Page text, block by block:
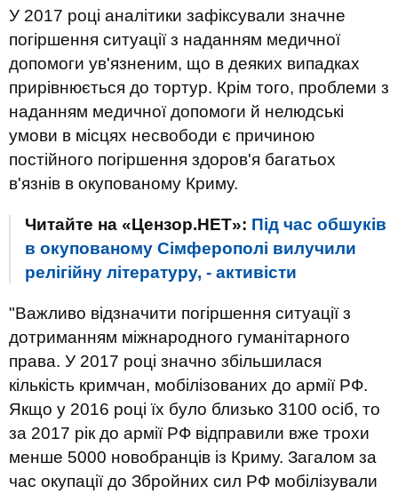
У 2017 році аналітики зафіксували значне
погіршення ситуації з наданням медичної
допомоги ув'язненим, що в деяких випадках
прирівнюється до тортур. Крім того, проблеми з
наданням медичної допомоги й нелюдські
умови в місцях несвободи є причиною
постійного погіршення здоров'я багатьох
в'язнів в окупованому Криму.
Читайте на «Цензор.НЕТ»: Під час обшуків
в окупованому Сімферополі вилучили
релігійну літературу, - активісти
"Важливо відзначити погіршення ситуації з
дотриманням міжнародного гуманітарного
права. У 2017 році значно збільшилася
кількість кримчан, мобілізованих до армії РФ.
Якщо у 2016 році їх було близько 3100 осіб, то
за 2017 рік до армії РФ відправили вже трохи
менше 5000 новобранців із Криму. Загалом за
час окупації до Збройних сил РФ мобілізували